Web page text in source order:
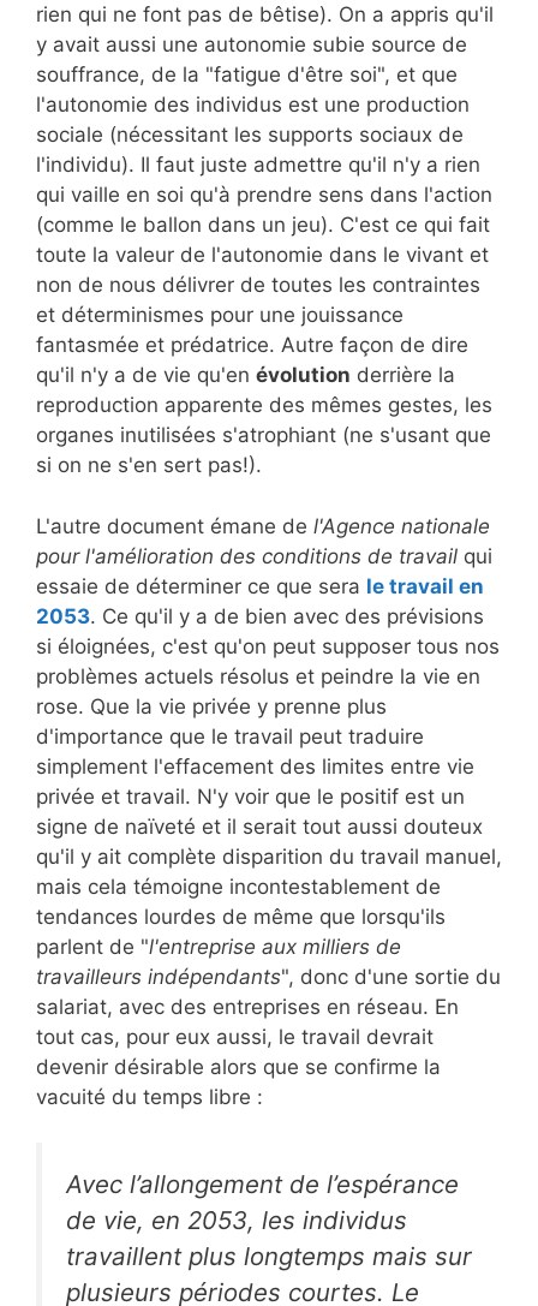
rien qui ne font pas de bêtise). On a appris qu'il
y avait aussi une autonomie subie source de
souffrance, de la "fatigue d'être soi", et que
l'autonomie des individus est une production
sociale (nécessitant les supports sociaux de
l'individu). Il faut juste admettre qu'il n'y a rien
qui vaille en soi qu'à prendre sens dans l'action
(comme le ballon dans un jeu). C'est ce qui fait
toute la valeur de l'autonomie dans le vivant et
non de nous délivrer de toutes les contraintes
et déterminismes pour une jouissance
fantasmée et prédatrice. Autre façon de dire
qu'il n'y a de vie qu'en évolution derrière la
reproduction apparente des mêmes gestes, les
organes inutilisées s'atrophiant (ne s'usant que
si on ne s'en sert pas!).
L'autre document émane de l'Agence nationale
pour l'amélioration des conditions de travail qui
essaie de déterminer ce que sera le travail en
2053. Ce qu'il y a de bien avec des prévisions
si éloignées, c'est qu'on peut supposer tous nos
problèmes actuels résolus et peindre la vie en
rose. Que la vie privée y prenne plus
d'importance que le travail peut traduire
simplement l'effacement des limites entre vie
privée et travail. N'y voir que le positif est un
signe de naïveté et il serait tout aussi douteux
qu'il y ait complète disparition du travail manuel,
mais cela témoigne incontestablement de
tendances lourdes de même que lorsqu'ils
parlent de "l'entreprise aux milliers de
travailleurs indépendants", donc d'une sortie du
salariat, avec des entreprises en réseau. En
tout cas, pour eux aussi, le travail devrait
devenir désirable alors que se confirme la
vacuité du temps libre :
Avec l’allongement de l’espérance
de vie, en 2053, les individus
travaillent plus longtemps mais sur
plusieurs périodes courtes. Le